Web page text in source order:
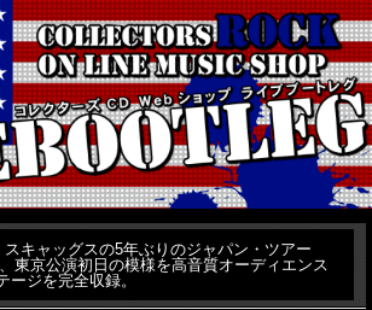
キャッグスの5年ぶりのジャパン・ツアー
東京公演初日の模様を高音質オーディエンス
ージを完全収録。